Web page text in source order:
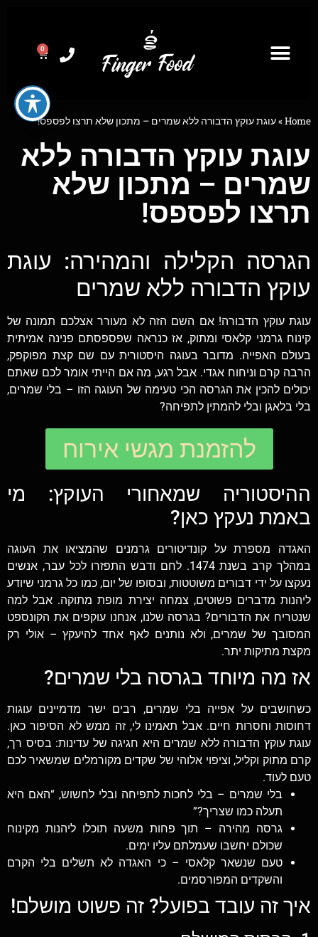
0
Home
»עוגת עוקץ הדבורה ללא שמרים – מתכון שלא תרצו לפספס!
עוגת עוקץ הדבורה ללא
שמרים – מתכון שלא
תרצו לפספס!
הגרסה הקלילה והמהירה: עוגת
עוקץ הדבורה ללא שמרים
עוגת עוקץ הדבורה! אם השם הזה לא מעורר אצלכם תמונה של
קינוח גרמני קלאסי ומתוק, אז כנראה שפספסתם פנינה אמיתית
בעולם האפייה. מדובר בעוגה היסטורית עם שם קצת מפוקפק,
הרבה קרם וניחוח אגדי. אבל רגע, מה אם הייתי אומר לכם שאתם
יכולים להכין את הגרסה הכי טעימה של העוגה הזו – בלי שמרים,
בלי בלאגן ובלי להמתין לתפיחה?
להזמנת מגשי אירוח
ההיסטוריה שמאחורי העוקץ: מי
באמת נעקץ כאן?
האגדה מספרת על קונדיטורים גרמנים שהמציאו את העוגה
במהלך קרב בשנת 1474. לחם ודבש התפזרו לכל עבר, אנשים
נעקצו על ידי דבורים משוטטות, ובסופו של יום, כמו כל גרמני שיודע
ליהנות מדברים פשוטים, צמחה יצירת מופת מתוקה. אבל למה
שנטריח את הדבורים? בגרסה שלנו, אנחנו עוקפים את הקונספט
המסובך של שמרים, ולא נותנים לאף אחד להיעקץ – אולי רק
מקצת מתיקות יתר.
אז מה מיוחד בגרסה בלי שמרים?
כשחושבים על אפייה בלי שמרים, רבים ישר מדמיינים עוגות
דחוסות וחסרות חיים. אבל תאמינו לי, זה ממש לא הסיפור כאן.
עוגת עוקץ הדבורה ללא שמרים היא חגיגה של עדינות: בסיס רך,
קרם מתוק וקליל, וציפוי אלוהי של שקדים מקורמלים שמשאיר לכם
טעם לעוד.
בלי שמרים – בלי לחכות לתפיחה ובלי לחשוש, “האם היא
תעלה כמו שצריך?”
גרסה מהירה – תוך פחות משעה תוכלו ליהנות מקינוח
שכולם יחשבו שעמלתם עליו ימים.
טעם שנשאר קלאסי – כי האגדה לא תשלים בלי הקרם
והשקדים המפורסמים.
איך זה עובד בפועל? זה פשוט מושלם!